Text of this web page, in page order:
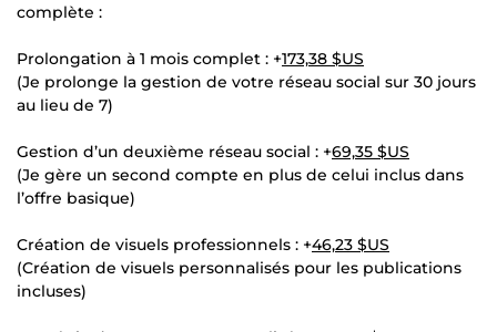
complète :
Prolongation à 1 mois complet : +173,38 $US
(Je prolonge la gestion de votre réseau social sur 30 jours
au lieu de 7)
Gestion d’un deuxième réseau social : +69,35 $US
(Je gère un second compte en plus de celui inclus dans
l’offre basique)
Création de visuels professionnels : +46,23 $US
(Création de visuels personnalisés pour les publications
incluses)